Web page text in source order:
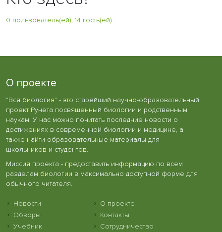
0 пользователь(ей), 14 гость(ей) :
О проекте
"Вся биология" - это старейший научно-образовательный
проект Рунета посвященный биологии и родственным
наукам. У нас можно почитать последние новости о
достижениях в современной биологии и медицине, а
также найти образовательные материалы для
школьников и студентов.
Миссия проекта - предоставить информацию по всем
разделам биологии в максимально доступной форме для
обычного читателя.
Новости
Обзоры
Учебник
О проекте
Контакты
Сотрудничество